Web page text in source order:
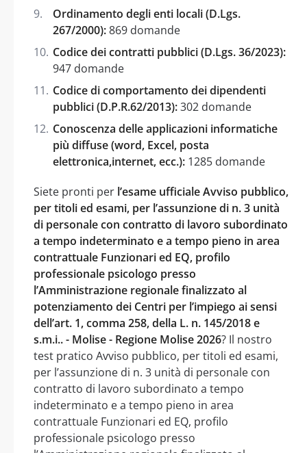
Ordinamento degli enti locali (D.Lgs.
267/2000):869 domande
Codice dei contratti pubblici (D.Lgs. 36/2023):
947 domande
Codice di comportamento dei dipendenti
pubblici (D.P.R.62/2013):302 domande
Conoscenza delle applicazioni informatiche
più diffuse (word, Excel, posta
elettronica,internet, ecc.): 1285 domande
Siete pronti per l’esame ufficiale Avviso pubblico,
per titoli ed esami, per l’assunzione di n. 3 unità
di personale con contratto di lavoro subordinato
a tempo indeterminato e a tempo pieno in area
contrattuale Funzionari ed EQ, profilo
professionale psicologo presso
l’Amministrazione regionale finalizzato al
potenziamento dei Centri per l’impiego ai sensi
dell’art. 1, comma 258, della L. n. 145/2018 e
s.m.i.. - Molise - Regione Molise 2026? Il nostro
test pratico Avviso pubblico, per titoli ed esami,
per l’assunzione di n. 3 unità di personale con
contratto di lavoro subordinato a tempo
indeterminato e a tempo pieno in area
contrattuale Funzionari ed EQ, profilo
professionale psicologo presso